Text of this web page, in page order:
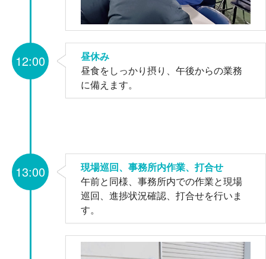
昼休み
昼食をしっかり摂り、午後からの業務
に備えます。
12:00
現場巡回、事務所内作業、打合せ
午前と同様、事務所内での作業と現場
巡回、進捗状況確認、打合せを行いま
す。
13:00